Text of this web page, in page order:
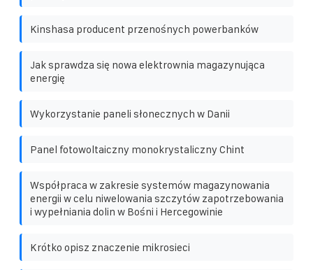
Kinshasa producent przenośnych powerbanków
Jak sprawdza się nowa elektrownia magazynująca
energię
Wykorzystanie paneli słonecznych w Danii
Panel fotowoltaiczny monokrystaliczny Chint
Współpraca w zakresie systemów magazynowania
energii w celu niwelowania szczytów zapotrzebowania
i wypełniania dolin w Bośni i Hercegowinie
Krótko opisz znaczenie mikrosieci